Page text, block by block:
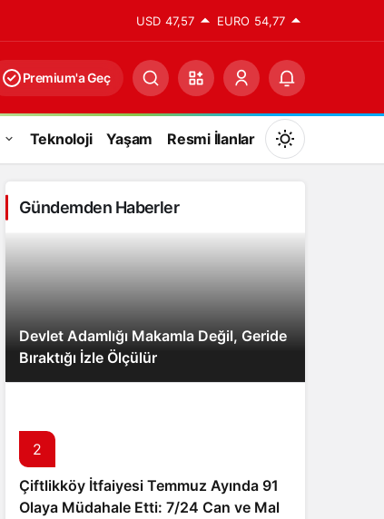
USD 47,57 EURO 54,77
Premium'a Geç
Teknoloji Yaşam Resmi İlanlar
Mod
değiştir
Gece Modu
Gündemden Haberler
Devlet Adamlığı Makamla Değil, Geride
Bıraktığı İzle Ölçülür
2
Çiftlikköy İtfaiyesi Temmuz Ayında 91
Olaya Müdahale Etti: 7/24 Can ve Mal